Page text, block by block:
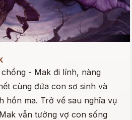
chồng - Mak đi lính, nàng
cùng đứa con sơ sinh và
hồn ma. Trở về sau nghĩa vụ
vẫn tưởng vợ con sống